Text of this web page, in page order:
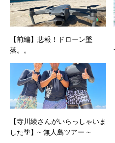
【前編】悲報！ドローン墜
落。。
【寺川綾さんがいらっしゃいま
した🌴】~ 無人島ツアー ~